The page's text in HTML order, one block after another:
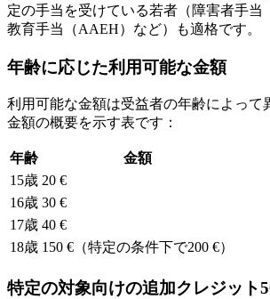
定の手当を受けている若者（障害者手当
教育手当（AAEH）など）も適格です。
年齢に応じた利用可能な金額
利用可能な金額は受益者の年齢によって
金額の概要を示す表です：
年齢
金額
15歳 20 €
16歳 30 €
17歳 40 €
18歳 150 €（特定の条件下で200 €）
特定の対象向けの追加クレジット